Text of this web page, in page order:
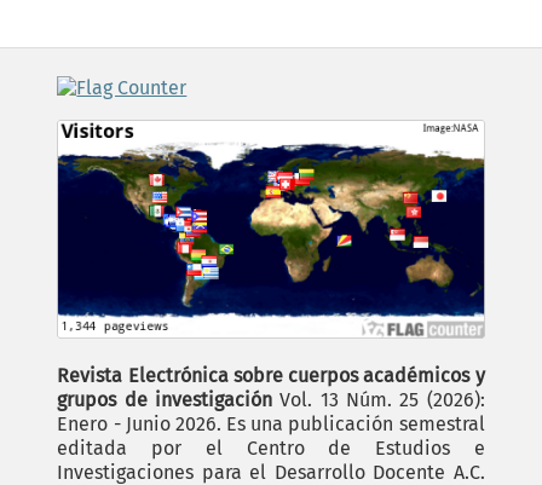
Revista Electrónica sobre cuerpos académicos y
grupos de investigación Vol. 13 Núm. 25 (2026):
Enero - Junio 2026. Es una publicación semestral
editada por el Centro de Estudios e
Investigaciones para el Desarrollo Docente A.C.